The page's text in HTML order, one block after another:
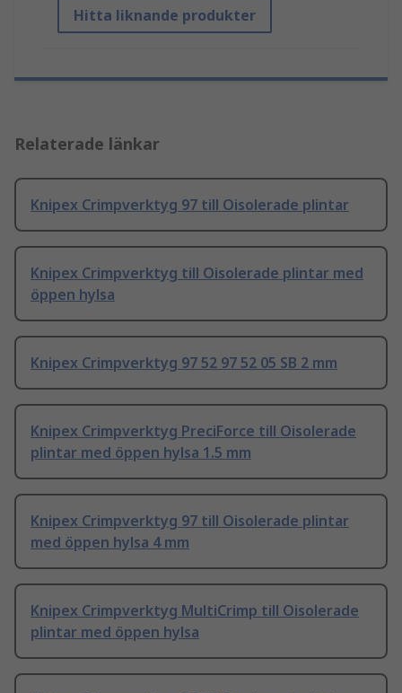
Hitta liknande produkter
Relaterade länkar
Knipex Crimpverktyg 97 till Oisolerade plintar
Knipex Crimpverktyg till Oisolerade plintar med
öppen hylsa
Knipex Crimpverktyg 97 52 97 52 05 SB 2 mm
Knipex Crimpverktyg PreciForce till Oisolerade
plintar med öppen hylsa 1.5 mm
Knipex Crimpverktyg 97 till Oisolerade plintar
med öppen hylsa 4 mm
Knipex Crimpverktyg MultiCrimp till Oisolerade
plintar med öppen hylsa